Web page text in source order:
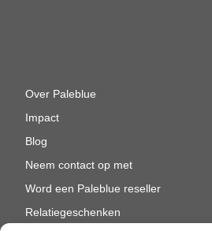
Over Paleblue
Impact
Blog
Neem contact op met
Word een Paleblue reseller
Relatiegeschenken